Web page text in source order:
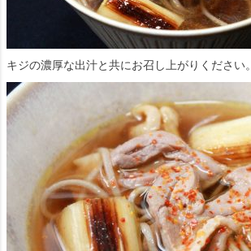
キジの濃厚な出汁と共にお召し上がりください。